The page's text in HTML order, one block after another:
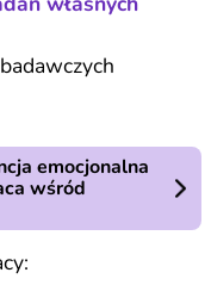
emocjonalna
wśród